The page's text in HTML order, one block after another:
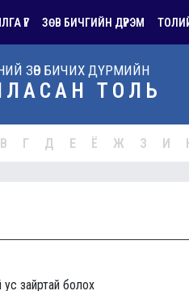
ҮГ ЗӨВ БИЧГИЙН ДҮРЭМ
ЗӨВ БИЧИХ ДҮРМИЙН
ТОЛЬ
В Г Д Е Ё Ж З И
ус зайртай болох